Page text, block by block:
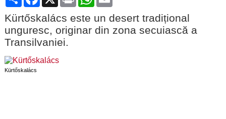
Kürtőskalács este un desert tradițional
unguresc, originar din zona secuiască a
Transilvaniei.
Kürtőskalács